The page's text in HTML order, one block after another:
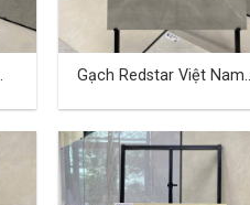
Gạch Redstar Việt Nam